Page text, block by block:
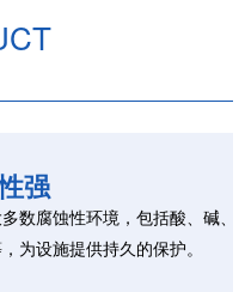
强
数腐蚀性环境，包括酸、碱、
为设施提供持久的保护。